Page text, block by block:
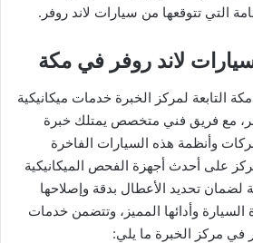
التي تتوقعها من سيارات لاند روفر.
لاند روفر في مكة
التابعة لمركز الخبرة خدمات ميكانيكية
مع فريق فني متخصص يمتلك خبرة
وأنظمة هذه السيارات الفاخرة
على أحدث أجهزة الفحص الميكانيكية
لضمان تحديد الأعطال بدقة وإصلاحها
وأدائها المميز، وتتضمن خدمات
في مركز الخبرة ما يلي: